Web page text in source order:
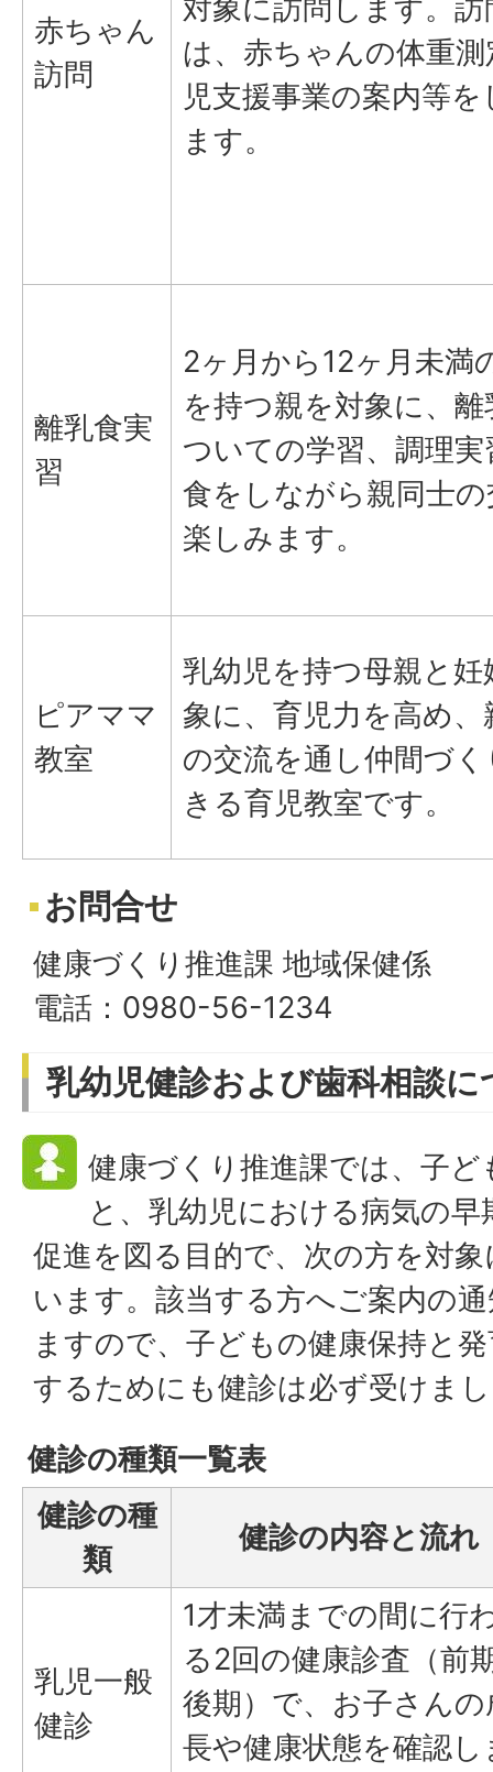
赤ちゃん
訪問
対象に訪問します。訪
は、赤ちゃんの体重
児支援事業の案内等
ます。
離乳食実
習
2ヶ月から12ヶ月未満
を持つ親を対象に、
ついての学習、調理実
食をしながら親同士
楽しみます。
ピアママ
教室
乳幼児を持つ母親と妊
象に、育児力を高め、
の交流を通し仲間づ
きる育児教室です。
お問合せ
健康づくり推進課 地域保健係
電話：0980-56-1234
乳幼児健診および歯科相談に
健康づくり推進課では、子
と、乳幼児における病気の
促進を図る目的で、次の方を対
います。該当する方へご案内の
ますので、子どもの健康保持と
するためにも健診は必ず受けま
健診の種類一覧表
健診の種
類
健診の内容と流れ
乳児一般
健診
1才未満までの間に行
る2回の健康診査（前
後期）で、お子さんの
長や健康状態を確認し